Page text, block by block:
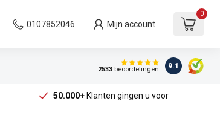
0107852046 Mijn account
0
2533beoordelingen 9.1
50.000+Klanten gingen u voor